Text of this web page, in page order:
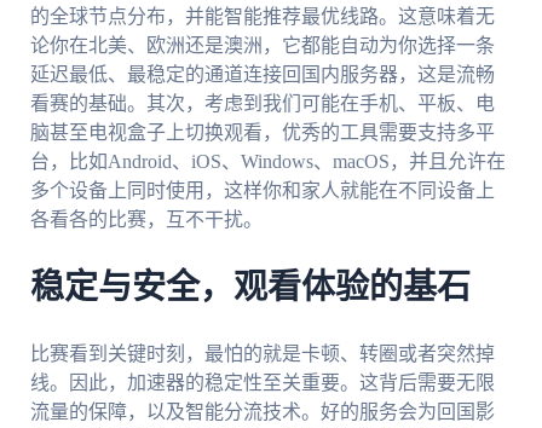
的全球节点分布，并能智能推荐最优线路。这意味着无
论你在北美、欧洲还是澳洲，它都能自动为你选择一条
延迟最低、最稳定的通道连接回国内服务器，这是流畅
看赛的基础。其次，考虑到我们可能在手机、平板、电
脑甚至电视盒子上切换观看，优秀的工具需要支持多平
台，比如Android、iOS、Windows、macOS，并且允许在
多个设备上同时使用，这样你和家人就能在不同设备上
各看各的比赛，互不干扰。
稳定与安全，观看体验的基石
比赛看到关键时刻，最怕的就是卡顿、转圈或者突然掉
线。因此，加速器的稳定性至关重要。这背后需要无限
流量的保障，以及智能分流技术。好的服务会为回国影